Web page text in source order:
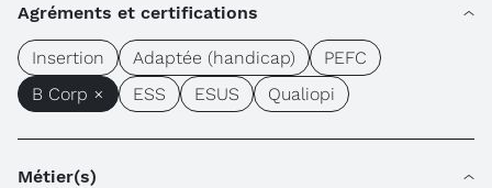
Agréments et certifications
Insertion Adaptée (handicap)
PEFC
B Corp ×
ESS ESUS Qualiopi
Métier(s)